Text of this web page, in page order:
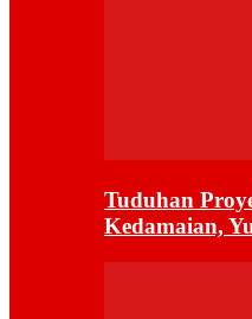
Tuduhan
Kedamaian,